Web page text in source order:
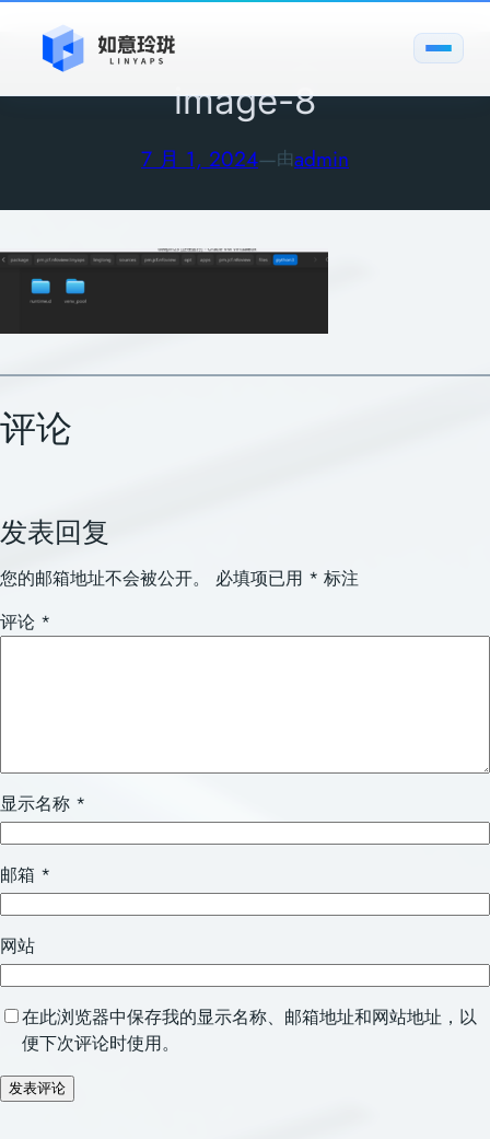
image-8
7 月 1, 2024—由admin
评论
发表回复
您的邮箱地址不会被公开。 必填项已用 * 标注
评论 *
显示名称 *
邮箱 *
网站
在此浏览器中保存我的显示名称、邮箱地址和网站地址，以
便下次评论时使用。